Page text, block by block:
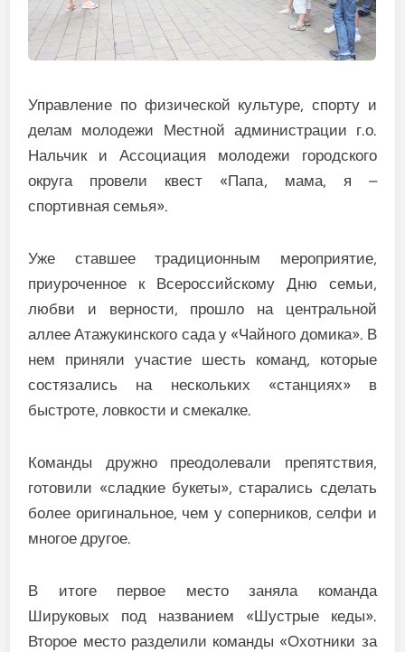
Управление по физической культуре, спорту и
делам молодежи Местной администрации г.о.
Нальчик и Ассоциация молодежи городского
округа провели квест «Папа, мама, я –
спортивная семья».
Уже ставшее традиционным мероприятие,
приуроченное к Всероссийскому Дню семьи,
любви и верности, прошло на центральной
аллее Атажукинского сада у «Чайного домика». В
нем приняли участие шесть команд, которые
состязались на нескольких «станциях» в
быстроте, ловкости и смекалке.
Команды дружно преодолевали препятствия,
готовили «сладкие букеты», старались сделать
более оригинальное, чем у соперников, селфи и
многое другое.
В итоге первое место заняла команда
Шируковых под названием «Шустрые кеды».
Второе место разделили команды «Охотники за